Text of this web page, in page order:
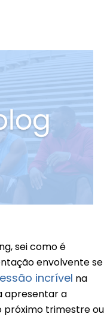
sei como é
envolvente se
incrível na
apresentar a
próximo trimestre ou